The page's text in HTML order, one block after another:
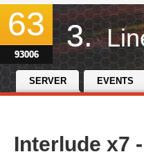
63
93006
3.
SERVER EVENTS
Interlude x7